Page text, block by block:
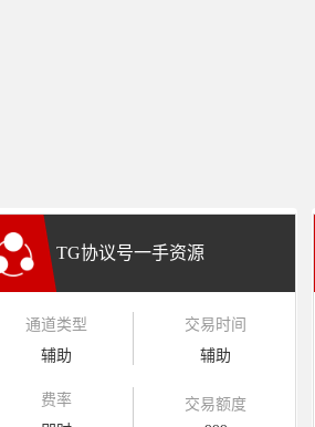
TG协议号一手资源
通道类型
辅助
交易时间
辅助
费率
交易额度